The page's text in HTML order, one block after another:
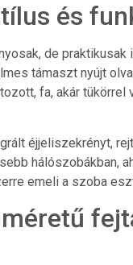
és
de
támaszt nyújt
fa, akár
éjjeliszekrényt,
hálószobákban,
emeli a szoba